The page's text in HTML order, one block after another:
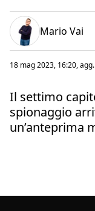
Mario Vai
18 mag 2023, 16:20,
Il settimo
spionaggio
un’anteprima